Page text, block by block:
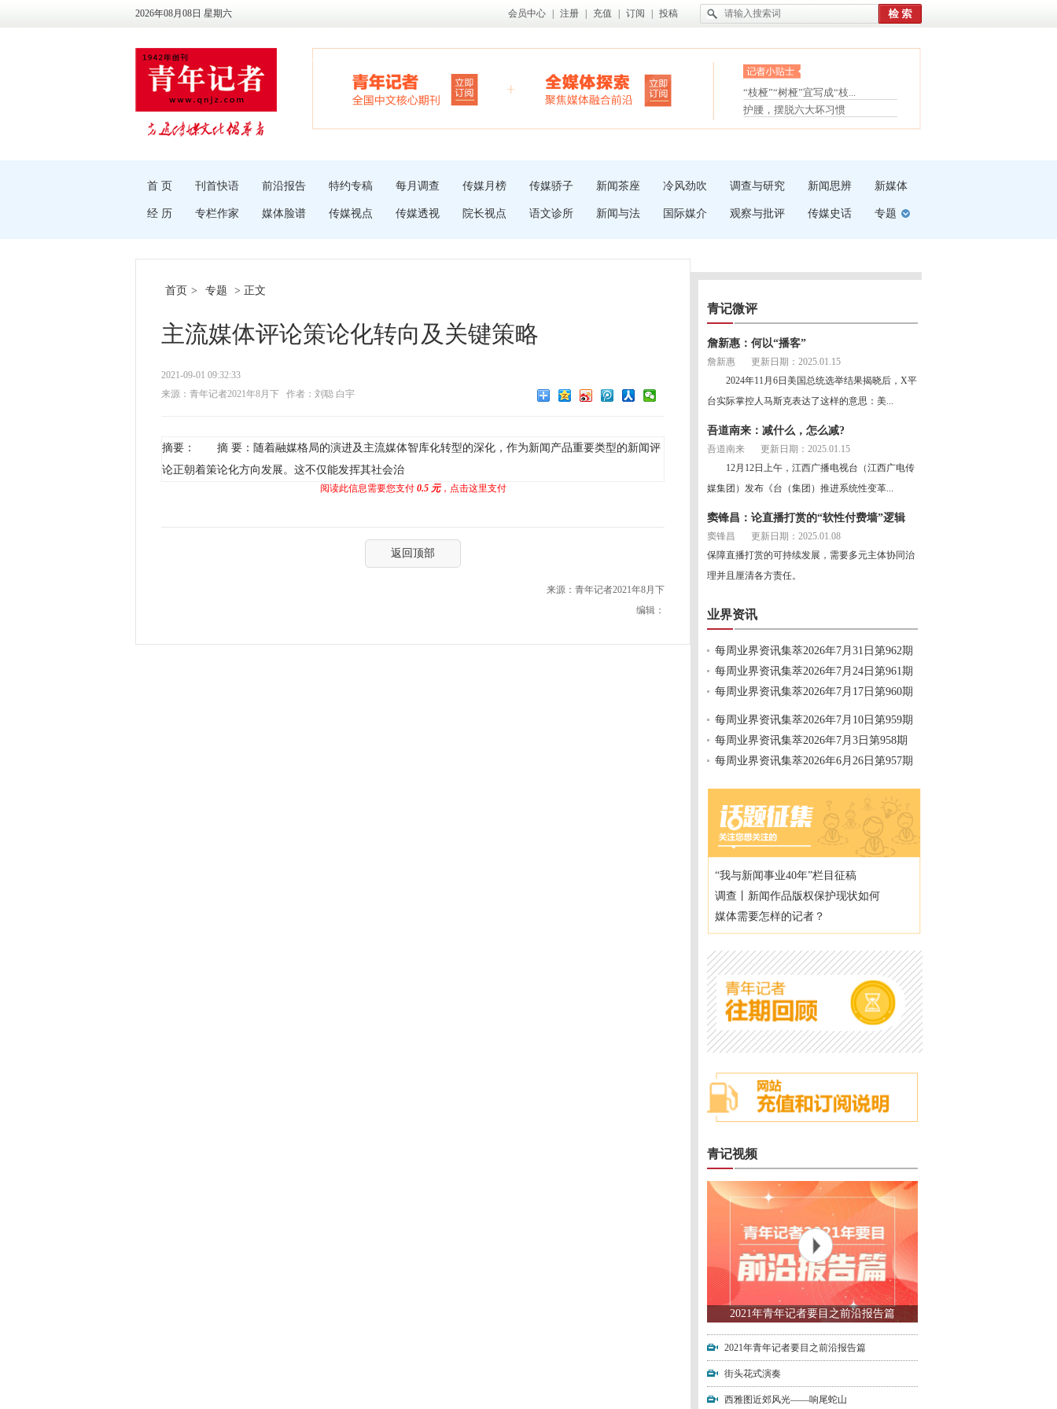
2026年08月08日 星期六 会员中心 注册 充值 订阅 投稿
眼白变红或是结膜下出血
“枝桠”“树桠”宜写成“枝...
夏天缓解疲劳有三招
护腰，摆脱六大坏习惯
受伤了冰敷还是热敷
首 页 刊首快语 前沿报告 特约专稿 每月调查 传媒月榜 传媒骄子 新闻茶座 冷风劲吹 调查与研究 新闻思辨 新媒体
经 历 专栏作家 媒体脸谱 传媒视点 传媒透视 院长视点 语文诊所 新闻与法 国际媒介 观察与批评 传媒史话 专题
首页 > 专题 > 正文
主流媒体评论策论化转向及关键策略
2021-09-01 09:32:33
来源：青年记者2021年8月下
作者：刘聪 白宇
摘要： 摘 要：随着融媒格局的演进及主流媒体智库化转型的深化，作为新闻产品重要类型的新闻评
论正朝着策论化方向发展。这不仅能发挥其社会治
阅读此信息需要您支付 0.5 元，点击这里支付
返回顶部
来源：青年记者2021年8月下
编辑：
青记微评
詹新惠：何以“播客”
詹新惠
更新日期：2025.01.15
2024年11月6日美国总统选举结果揭晓后，X平
台实际掌控人马斯克表达了这样的意思：美...
吾道南来：减什么，怎么减?
吾道南来
更新日期：2025.01.15
12月12日上午，江西广播电视台（江西广电传
媒集团）发布《台（集团）推进系统性变革...
窦锋昌：论直播打赏的“软性付费墙”逻辑
窦锋昌
更新日期：2025.01.08
保障直播打赏的可持续发展，需要多元主体协同治
理并且厘清各方责任。
业界资讯
每周业界资讯集萃2026年7月31日第962期
每周业界资讯集萃2026年7月24日第961期
每周业界资讯集萃2026年7月17日第960期
每周业界资讯集萃2026年7月10日第959期
每周业界资讯集萃2026年7月3日第958期
每周业界资讯集萃2026年6月26日第957期
“我与新闻事业40年”栏目征稿
调查丨新闻作品版权保护现状如何
媒体需要怎样的记者？
青记视频
2021年青年记者要目之前沿报告篇
2021年青年记者要目之前沿报告篇
街头花式演奏
西雅图近郊风光——响尾蛇山